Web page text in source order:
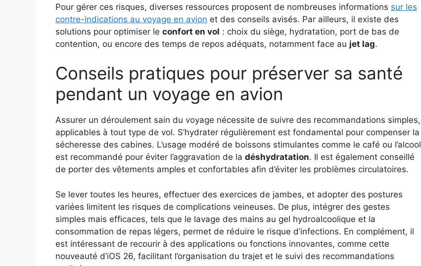
Pour gérer ces risques, diverses ressources proposent de nombreuses informations sur les
contre-indications au voyage en avion et des conseils avisés. Par ailleurs, il existe des
solutions pour optimiser le confort en vol : choix du siège, hydratation, port de bas de
contention, ou encore des temps de repos adéquats, notamment face au jet lag.
Conseils pratiques pour préserver sa santé
pendant un voyage en avion
Assurer un déroulement sain du voyage nécessite de suivre des recommandations simples,
applicables à tout type de vol. S’hydrater régulièrement est fondamental pour compenser la
sécheresse des cabines. L’usage modéré de boissons stimulantes comme le café ou l’alcool
est recommandé pour éviter l’aggravation de la déshydratation. Il est également conseillé
de porter des vêtements amples et confortables afin d’éviter les problèmes circulatoires.
Se lever toutes les heures, effectuer des exercices de jambes, et adopter des postures
variées limitent les risques de complications veineuses. De plus, intégrer des gestes
simples mais efficaces, tels que le lavage des mains au gel hydroalcoolique et la
consommation de repas légers, permet de réduire le risque d’infections. En complément, il
est intéressant de recourir à des applications ou fonctions innovantes, comme cette
nouveauté d’iOS 26, facilitant l’organisation du trajet et le suivi des recommandations